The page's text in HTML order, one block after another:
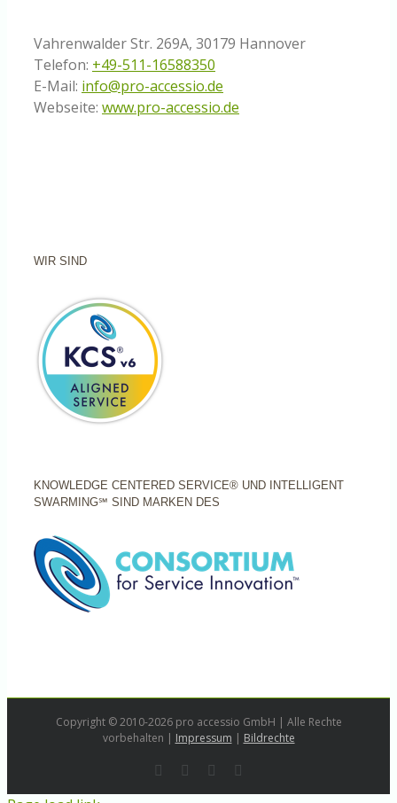
Vahrenwalder Str. 269A, 30179 Hannover
Telefon: +49-511-16588350
E-Mail: info@pro-accessio.de
Webseite: www.pro-accessio.de
WIR SIND
KNOWLEDGE CENTERED SERVICE® UND INTELLIGENT
SWARMING℠ SIND MARKEN DES
Copyright © 2010-2026 pro accessio GmbH | Alle Rechte
vorbehalten | Impressum | Bildrechte
LinkedInInstagram